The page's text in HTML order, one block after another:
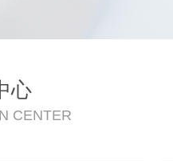
心
CENTER